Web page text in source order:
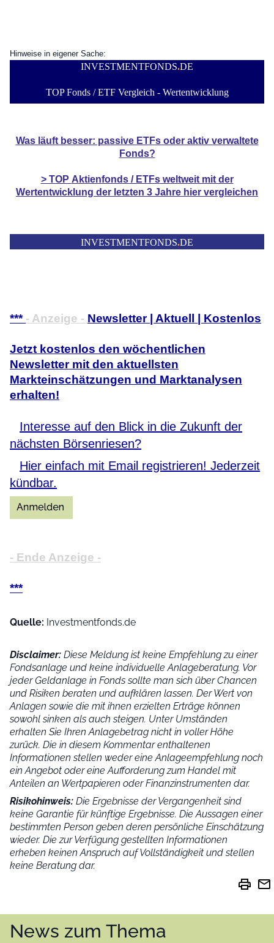
Hinweise in eigener Sache:
INVESTMENTFONDS.DE
TOP Fonds / ETF Vergleich - Wertentwicklung
Was läuft besser: passive ETFs oder aktiv verwaltete
Fonds?
> TOP Aktienfonds / ETFsweltweit mit der
Wertentwicklung der letzten 3 Jahre hier vergleichen
INVESTMENTFONDS.DE
*** - Anzeige - Newsletter | Aktuell | Kostenlos
Jetzt kostenlos den wöchentlichen
Newsletter mit den aktuellsten
Markteinschätzungen und Marktanalysen
erhalten!
Interesse auf den Blick in die Zukunft der
nächsten Börsenriesen?
Hier einfach mit Email registrieren! Jederzeit
kündbar.
- Ende Anzeige -
***
Quelle: Investmentfonds.de
Disclaimer: Diese Meldung ist keine Empfehlung zu einer
Fondsanlage und keine individuelle Anlageberatung. Vor
jeder Geldanlage in Fonds sollte man sich über Chancen
und Risiken beraten und aufklären lassen. Der Wert von
Anlagen sowie die mit ihnen erzielten Erträge können
sowohl sinken als auch steigen. Unter Umständen
erhalten Sie Ihren Anlagebetrag nicht in voller Höhe
zurück. Die in diesem Kommentar enthaltenen
Informationen stellen weder eine Anlageempfehlung noch
ein Angebot oder eine Aufforderung zum Handel mit
Anteilen an Wertpapieren oder Finanzinstrumenten dar.
Risikohinweis: Die Ergebnisse der Vergangenheit sind
keine Garantie für künftige Ergebnisse. Die Aussagen einer
bestimmten Person geben deren persönliche Einschätzung
wieder. Die zur Verfügung gestellten Informationen
erheben keinen Anspruch auf Vollständigkeit und stellen
keine Beratung dar.
print mail
News zum Thema